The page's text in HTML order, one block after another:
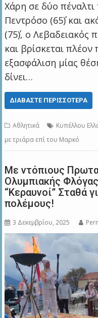
Χάρη σε δύο πέναλτι
Πεντρόσο (65΄) και
(75΄), ο
και βρίσκεται
εξασφάλιση μίας
δίνει…
ΔΙΑΒΆΣΤΕ ΠΕΡΙΣΣΌΤΕΡΑ
Αθλητικά
Κυπέλλου
με τριάρα επί του Μαρκό
Με ντόπιους
Ολυμπιακής
“Κεραυνοί” Σταθά
πολέμους!
3 Δεκεμβρίου, 2025